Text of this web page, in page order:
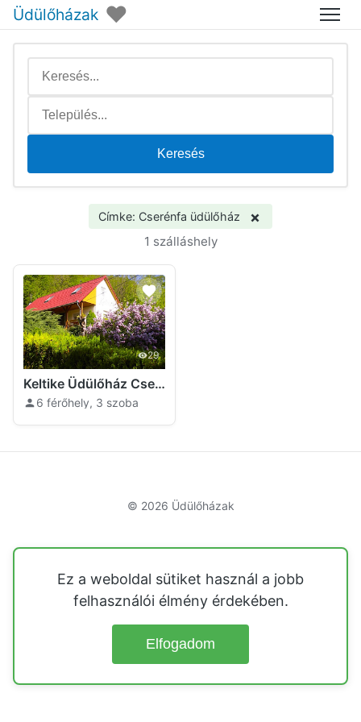
Üdülőházak ♥ Menü
Keresés
Címke: Cserénfa üdülőház ×
1 szálláshely
29
Keltike Üdülőház Cserénfa
6 férőhely, 3 szoba
© 2026 Üdülőházak
Ez a weboldal sütiket használ a jobb
felhasználói élmény érdekében.
Elfogadom